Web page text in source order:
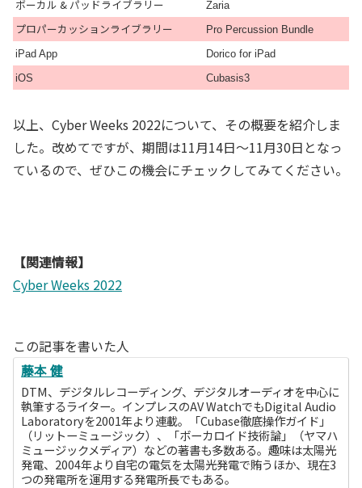
ボーカル & パッドライブラリー Zaria
プロパーカッションライブラリー
Pro Percussion Bundle
iPad App
Dorico for iPad
iOS
Cubasis3
以上、Cyber Weeks 2022について、その概要を紹介しま
した。改めてですが、期間は11月14日～11月30日となっ
ているので、ぜひこの機会にチェックしてみてください。
【関連情報】
Cyber Weeks 2022
この記事を書いた人
藤本 健
DTM、デジタルレコーディング、デジタルオーディオを中心に
執筆するライター。インプレスのAV WatchでもDigital Audio
Laboratoryを2001年より連載。「Cubase徹底操作ガイド」
（リットーミュージック）、「ボーカロイド技術論」（ヤマハ
ミュージックメディア）などの著書も多数ある。趣味は太陽光
発電、2004年より自宅の電気を太陽光発電で賄うほか、現在3
つの発電所を運用する発電所長でもある。